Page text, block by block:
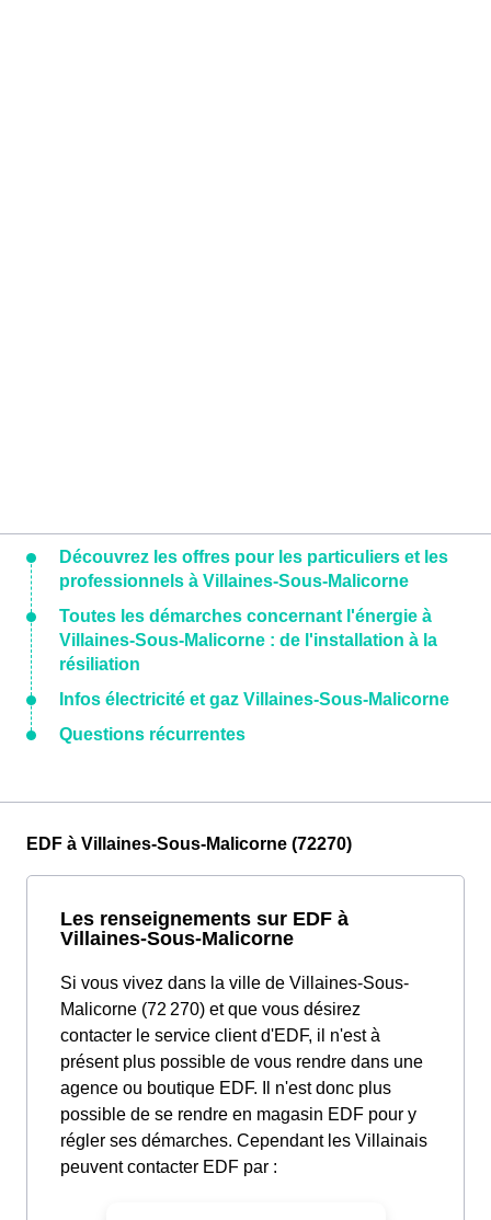
Découvrez les offres pour les particuliers et les
professionnels à Villaines-Sous-Malicorne
Toutes les démarches concernant l'énergie à
Villaines-Sous-Malicorne : de l'installation à la
résiliation
Infos électricité et gaz Villaines-Sous-Malicorne
Questions récurrentes
EDF à Villaines-Sous-Malicorne (72270)
Les renseignements sur EDF à
Villaines-Sous-Malicorne
Si vous vivez dans la ville de Villaines-Sous-
Malicorne (72 270) et que vous désirez
contacter le service client d'EDF, il n'est à
présent plus possible de vous rendre dans une
agence ou boutique EDF. Il n'est donc plus
possible de se rendre en magasin EDF pour y
régler ses démarches. Cependant les Villainais
peuvent contacter EDF par :